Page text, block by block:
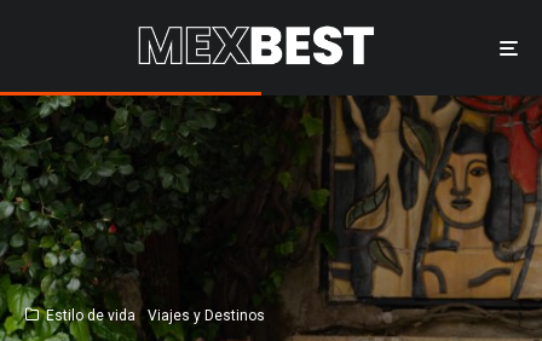
Estilo de vida Viajes y Destinos